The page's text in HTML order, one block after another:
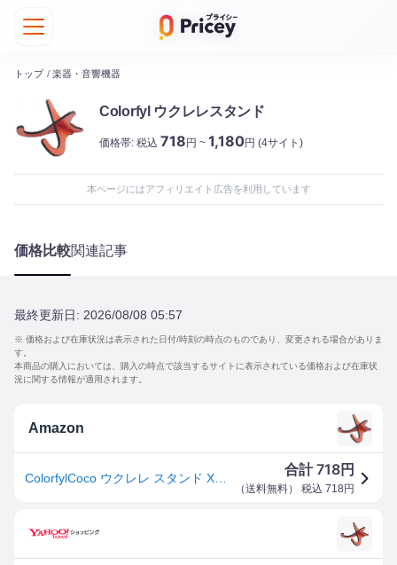
トップ / 楽器・音響機器
Colorfyl ウクレレスタンド
価格帯: 税込 718 円 ~ 1,180円 (4サイト)
本ページにはアフィリエイト広告を利用しています
価格比較関連記事
最終更新日: 2026/08/08 05:57
※ 価格および在庫状況は表示された日付/時刻の時点のものであり、変更される場合がありま
す。
本商品の購入においては、購入の時点で該当するサイトに表示されている価格および在庫状
況に関する情報が適用されます。
Amazon
合計718円
（送料無料） 税込 718 円